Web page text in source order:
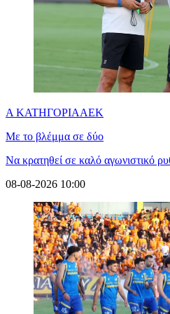
Α ΚΑΤΗΓΟΡΙΑΑΕΚ
Με το βλέμμα σε δύο
Να κρατηθεί σε καλό αγωνιστικό
08-08-2026 10:00